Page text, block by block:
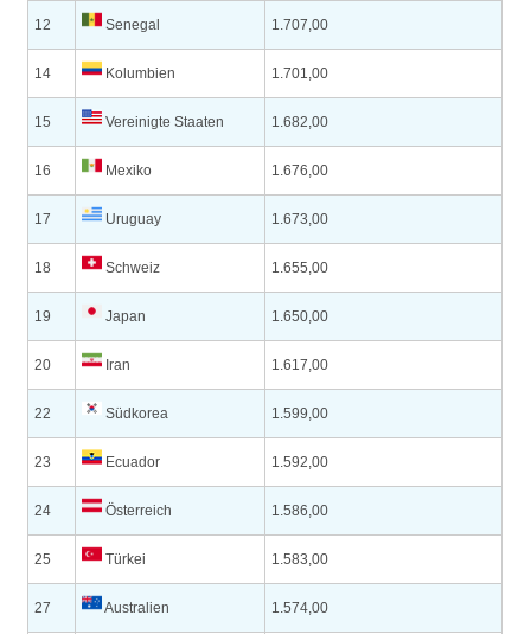
12 Senegal 1.707,00
14 Kolumbien 1.701,00
15 Vereinigte Staaten 1.682,00
16 Mexiko 1.676,00
17 Uruguay 1.673,00
18 Schweiz 1.655,00
19 Japan 1.650,00
20 Iran 1.617,00
22 Südkorea 1.599,00
23 Ecuador 1.592,00
24 Österreich 1.586,00
25 Türkei 1.583,00
27 Australien 1.574,00